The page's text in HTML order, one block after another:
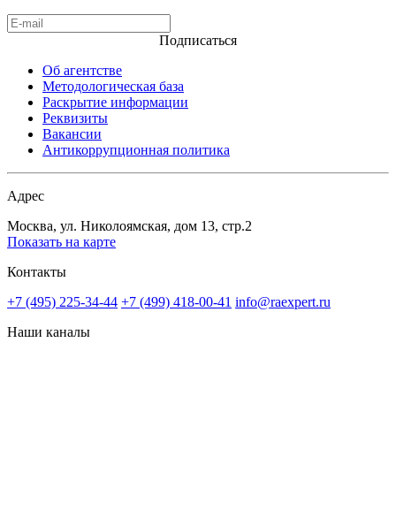
Подписаться
Об агентстве
Методологическая база
Раскрытие информации
Реквизиты
Вакансии
Антикоррупционная политика
Адрес
Москва, ул. Николоямская, дом 13, стр.2
Показать на карте
Контакты
+7 (495) 225-34-44 +7 (499) 418-00-41 info@raexpert.ru
Наши каналы